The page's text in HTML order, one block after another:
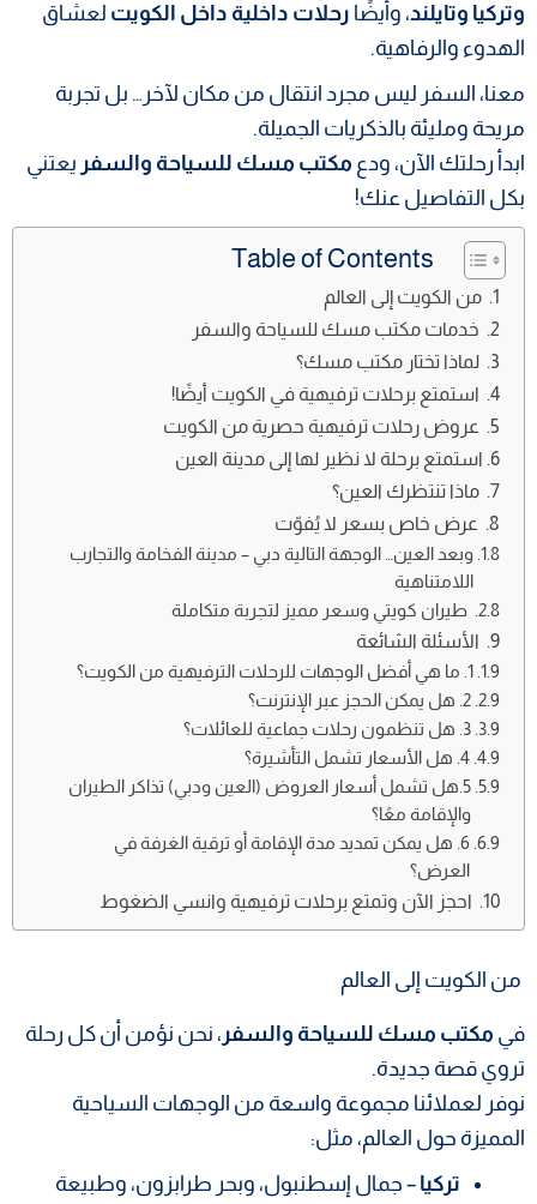
وتركيا وتايلند، وأيضًا رحلات داخلية داخل الكويت لعشاق
الهدوء والرفاهية.
معنا، السفر ليس مجرد انتقال من مكان لآخر… بل تجربة
مريحة ومليئة بالذكريات الجميلة.
ابدأ رحلتك الآن، ودع مكتب مسك للسياحة والسفر يعتني
بكل التفاصيل عنك!
Table of Contents
من الكويت إلى العالم
خدمات مكتب مسك للسياحة والسفر
لماذا تختار مكتب مسك؟
استمتع برحلات ترفيهية في الكويت أيضًا!
عروض رحلات ترفيهية حصرية من الكويت
استمتع برحلة لا نظير لها إلى مدينة العين
ماذا تنتظرك العين؟
عرض خاص بسعر لا يُفوّت
وبعد العين… الوجهة التالية دبي – مدينة الفخامة والتجارب
اللامتناهية
طيران كويتي وسعر مميز لتجربة متكاملة
الأسئلة الشائعة
1. ما هي أفضل الوجهات للرحلات الترفيهية من الكويت؟
2. هل يمكن الحجز عبر الإنترنت؟
3. هل تنظمون رحلات جماعية للعائلات؟
4. هل الأسعار تشمل التأشيرة؟
5.هل تشمل أسعار العروض (العين ودبي) تذاكر الطيران
والإقامة معًا؟
6. هل يمكن تمديد مدة الإقامة أو ترقية الغرفة في
العرض؟
احجز الآن وتمتع برحلات ترفيهية وانسي الضغوط
من الكويت إلى العالم
في مكتب مسك للسياحة والسفر ، نحن نؤمن أن كل رحلة
تروي قصة جديدة.
نوفر لعملائنا مجموعة واسعة من الوجهات السياحية
المميزة حول العالم، مثل:
تركيا – جمال إسطنبول، وبحر طرابزون، وطبيعة